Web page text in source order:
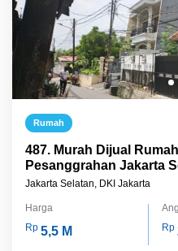
Rumah
487. Murah Dijual
Pesanggrahan Jakarta
Pesantren Darunnajah
Jakarta Selatan, DKI Jakarta
Harga
Rp 5,5 M
Rp